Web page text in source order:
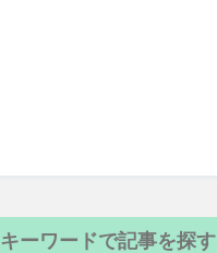
キーワードで記事を探す